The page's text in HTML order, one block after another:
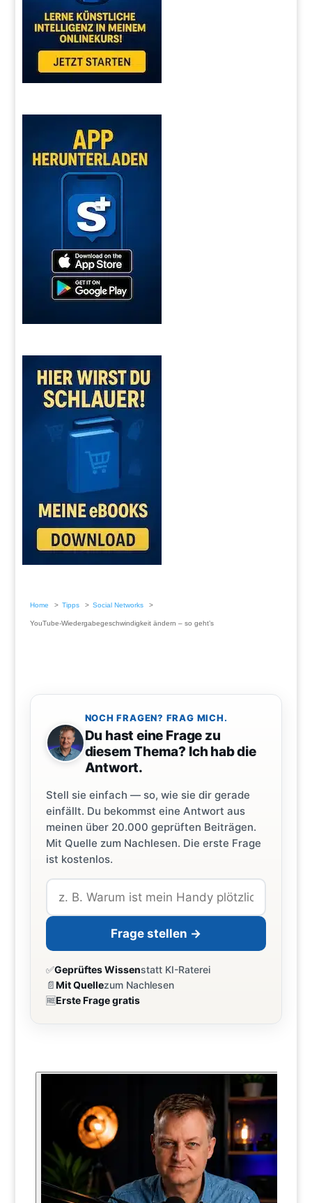
Home Tipps Social Networks
YouTube-Wiedergabegeschwindigkeit ändern – so geht’s
NOCH FRAGEN? FRAG MICH.
Du hast eine Frage zu
diesem Thema? Ich hab die
Antwort.
Stell sie einfach — so, wie sie dir gerade
einfällt. Du bekommst eine Antwort aus
meinen über 20.000 geprüften Beiträgen.
Mit Quelle zum Nachlesen. Die erste Frage
ist kostenlos.
Frage stellen →
✅Geprüftes Wissenstatt KI-Raterei
📄Mit Quellezum Nachlesen
🆓Erste Frage gratis